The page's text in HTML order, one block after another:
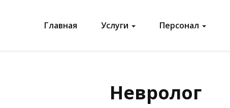
Главная Услуги Персонал
Невролог